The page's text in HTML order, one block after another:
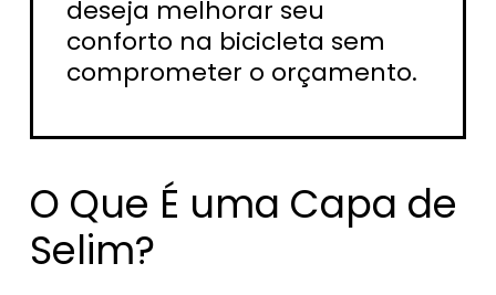
deseja melhorar seu
conforto na bicicleta sem
comprometer o orçamento.
O Que É uma Capa de
Selim?